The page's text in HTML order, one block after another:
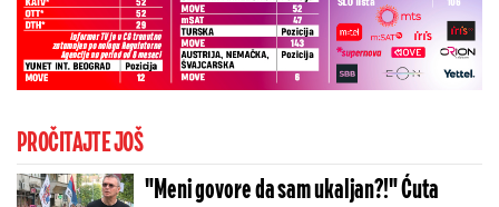
PROČITAJTE JOŠ
"Meni govore da sam ukaljan?!" Ćuta